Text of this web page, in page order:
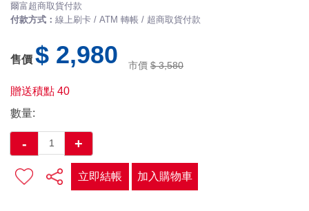
爾富超商取貨付款
付款方式： 線上刷卡 / ATM 轉帳 / 超商取貨付款
售價 $ 2,980 市價 $ 3,580
贈送積點 40
數量:
- +
立即結帳 加入購物車